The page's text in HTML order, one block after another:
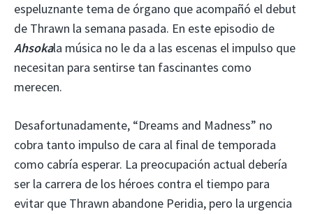
espeluznante tema de órgano que acompañó el debut
de Thrawn la semana pasada. En este episodio de
Ahsokala música no le da a las escenas el impulso que
necesitan para sentirse tan fascinantes como
merecen.
Desafortunadamente, “Dreams and Madness” no
cobra tanto impulso de cara al final de temporada
como cabría esperar. La preocupación actual debería
ser la carrera de los héroes contra el tiempo para
evitar que Thrawn abandone Peridia, pero la urgencia